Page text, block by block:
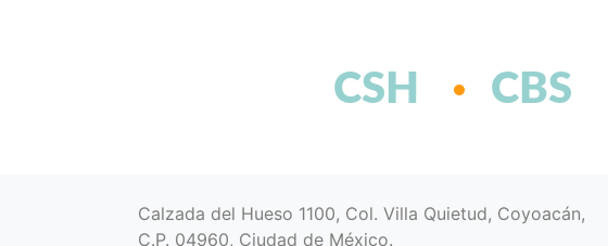
CSH CBS
Calzada del Hueso 1100, Col. Villa Quietud, Coyoacán,
C.P. 04960, Ciudad de México.